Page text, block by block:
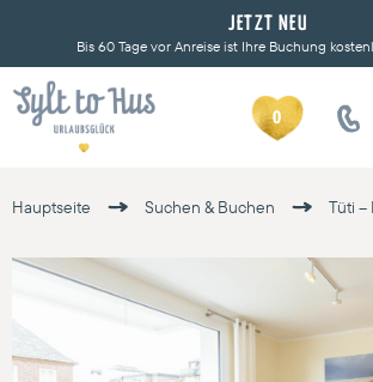
JETZT NEU
Bis 60 Tage vor Anreise ist Ihre Buchung
0
Hauptseite Suchen & Buchen Tüti –